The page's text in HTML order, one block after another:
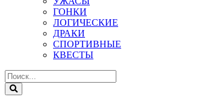
ГОНКИ
ЛОГИЧЕСКИЕ
ДРАКИ
СПОРТИВНЫЕ
КВЕСТЫ